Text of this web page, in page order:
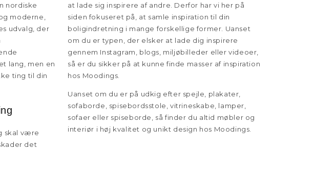
nordiske
moderne,
udvalg, der
lang, men en
ting til din
skal være
det
at lade sig inspirere af andre. Derfor har vi her på
siden fokuseret på, at samle inspiration til din
boligindretning i mange forskellige former. Uanset
om du er typen, der elsker at lade dig inspirere
gennem Instagram, blogs, miljøbilleder eller videoer,
så er du sikker på at kunne finde masser af inspiration
hos Moodings.
Uanset om du er på udkig efter spejle, plakater,
sofaborde, spisebordsstole, vitrineskabe, lamper,
sofaer eller spiseborde, så finder du altid møbler og
interiør i høj kvalitet og unikt design hos Moodings.